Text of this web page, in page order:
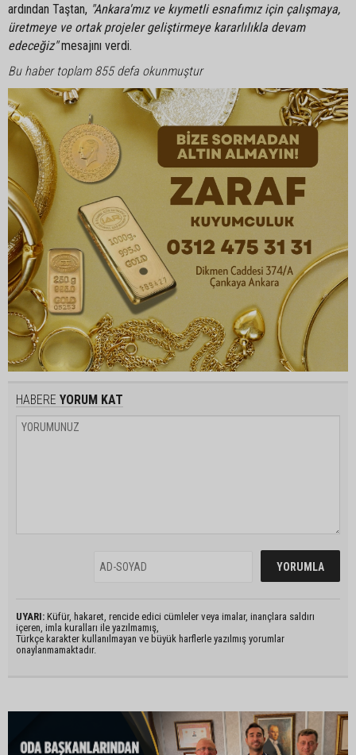
ardından Taştan, "Ankara'mız ve kıymetli esnafımız için çalışmaya,
üretmeye ve ortak projeler geliştirmeye kararlılıkla devam
edeceğiz"mesajını verdi.
Bu haber toplam 855 defa okunmuştur
HABERE YORUM KAT
UYARI: Küfür, hakaret, rencide edici cümleler veya imalar, inançlara saldırı
içeren, imla kuralları ile yazılmamış,
Türkçe karakter kullanılmayan ve büyük harflerle yazılmış yorumlar
onaylanmamaktadır.